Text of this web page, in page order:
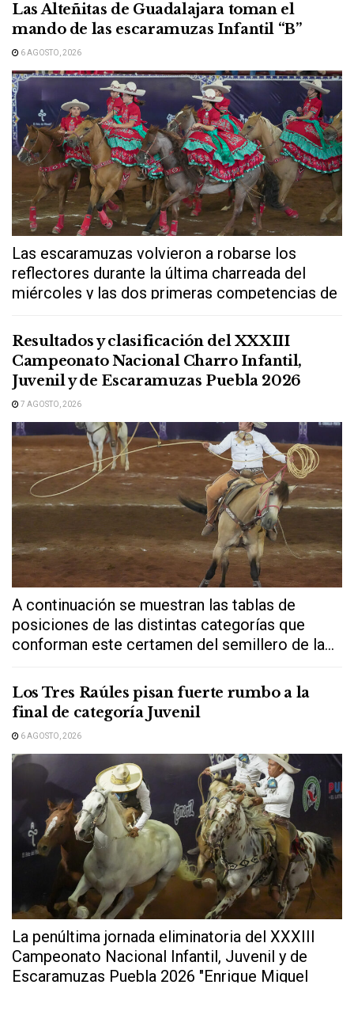
Las Alteñitas de Guadalajara toman el
mando de las escaramuzas Infantil “B”
6 AGOSTO, 2026
Las escaramuzas volvieron a robarse los
reflectores durante la última charreada del
miércoles y las dos primeras competencias de
Resultados y clasificación del XXXIII
Campeonato Nacional Charro Infantil,
Juvenil y de Escaramuzas Puebla 2026
7 AGOSTO, 2026
A continuación se muestran las tablas de
posiciones de las distintas categorías que
conforman este certamen del semillero de la...
Los Tres Raúles pisan fuerte rumbo a la
final de categoría Juvenil
6 AGOSTO, 2026
La penúltima jornada eliminatoria del XXXIII
Campeonato Nacional Infantil, Juvenil y de
Escaramuzas Puebla 2026 "Enrique Miguel